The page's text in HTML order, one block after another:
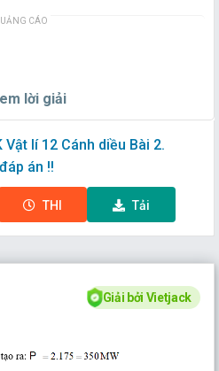
CÁO
lời giải
Vật lí 12 Cánh diều Bài 2.
án !!
THI Tải
Giải bởi Vietjack